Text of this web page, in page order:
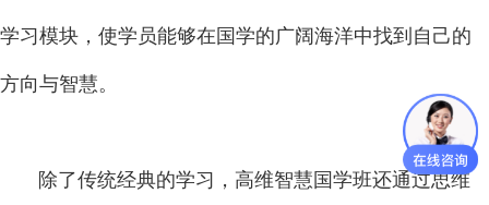
学习模块，使学员能够在国学的广阔海洋中找到自己的
方向与智慧。
除了传统经典的学习，高维智慧国学班还通过思维